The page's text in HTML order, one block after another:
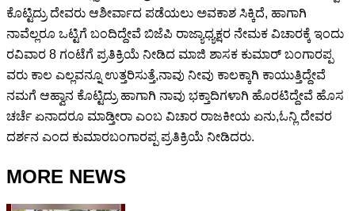
ಕೊಟ್ಟಿದ್ರು ದೇವರು ಆಶೀರ್ವಾದ‌ ಪಡೆಯಲು ಅವಕಾಶ ಸಿಕ್ಕಿದೆ, ಹಾಗಾಗಿ
ನಾವೆಲ್ಲರೂ ಒಟ್ಟಿಗೆ ಬಂದಿದ್ದೇವೆ ಬಿಜೆಪಿ ರಾಜ್ಯಾಧ್ಯಕ್ಷರ ನೇಮಕ ವಿಚಾರಕ್ಕೆ ಇಂದು
ರವಿವಾರ 8 ಗಂಟೆಗೆ ಪ್ರತಿಕ್ರಿಯೆ ನೀಡಿದ ಮಾಜಿ ಶಾಸಕ ಕುಮಾರ್ ಬಂಗಾರಪ್ಪ
ವರು ಕಾಲ ಎಲ್ಲವನ್ನೂ ಉತ್ತರಿಸುತ್ತೆ,ನಾವು ನೀವು ಕಾಲಕ್ಕಾಗಿ ಕಾಯುತ್ತಿದ್ದೇವೆ
ನಮಗೆ ಆಹ್ವಾನ ಕೊಟ್ಟಿದ್ರು ಹಾಗಾಗಿ ನಾವು ಭಕ್ತಾದಿಗಳಾಗಿ ಹೊರಟಿದ್ದೇವೆ ಹೊಸ
ಚರ್ಚೆ ಏನಾದರೂ ಮಾಡ್ತೀರಾ ಎಂಬ ವಿಚಾರ ರಾಜಕೀಯ ಏನು,ಓನ್ಲಿ ದೇವರ
ದರ್ಶನ ಎಂದ ಕುಮಾರಬಂಗಾರಪ್ಪ ಪ್ರತಿಕ್ರಿಯೆ ನೀಡಿದರು.
MORE NEWS